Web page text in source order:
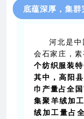
底蕴深厚，集群
河北是
会石家庄，
个纺织服装
其中，高阳县
巾产量占全
集聚羊绒加
绒加工量占